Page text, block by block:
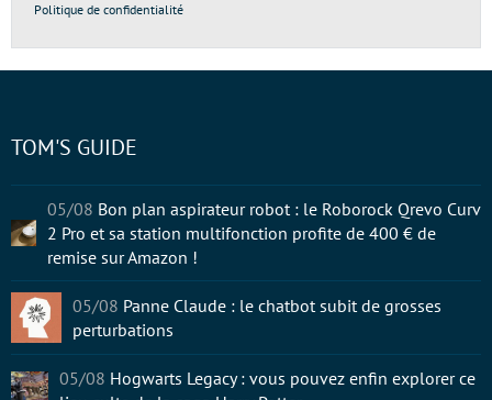
Politique de confidentialité
TOM'S GUIDE
05/08 Bon plan aspirateur robot : le Roborock Qrevo Curv
2 Pro et sa station multifonction profite de 400 € de
remise sur Amazon !
05/08 Panne Claude : le chatbot subit de grosses
perturbations
05/08 Hogwarts Legacy : vous pouvez enfin explorer ce